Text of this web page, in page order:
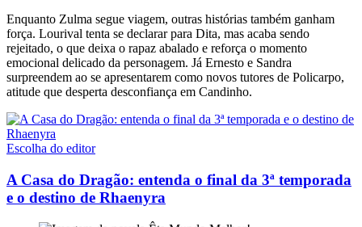
Enquanto Zulma segue viagem, outras histórias também ganham
força. Lourival tenta se declarar para Dita, mas acaba sendo
rejeitado, o que deixa o rapaz abalado e reforça o momento
emocional delicado da personagem. Já Ernesto e Sandra
surpreendem ao se apresentarem como novos tutores de Policarpo,
atitude que desperta desconfiança em Candinho.
Escolha do editor
A Casa do Dragão: entenda o final da 3ª temporada
e o destino de Rhaenyra